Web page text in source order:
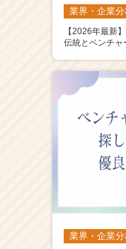
業界・企業
【2026年最新
伝統とベンチャ
業界・企業